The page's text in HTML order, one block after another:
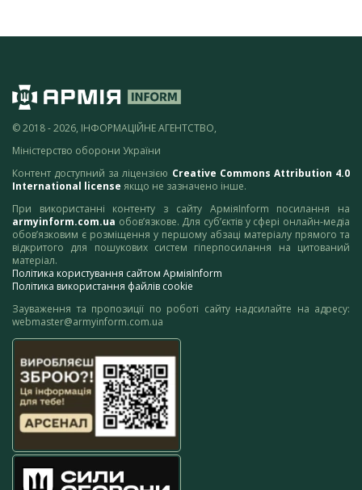
© 2018 - 2026, ІНФОРМАЦІЙНЕ АГЕНТСТВО,
Міністерство оборони України
Контент доступний за ліцензією Creative Commons Attribution 4.0
International license якщо не зазначено інше.
При використанні контенту з сайту АрміяInform посилання на
armyinform.com.ua обов’язкове. Для суб’єктів у сфері онлайн-медіа
обов’язковим є розміщення у першому абзаці матеріалу прямого та
відкритого для пошукових систем гіперпосилання на цитований
матеріал.
Політика користування сайтом АрміяInform
Політика використання файлів cookie
Зауваження та пропозиції по роботі сайту надсилайте на адресу:
webmaster@armyinform.com.ua